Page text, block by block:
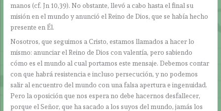
manos (cf. Jn 10,39). No obstante, llevó a cabo hasta el final su
misión en el mundo y anunció el Reino de Dios, que se había hecho
presente en Él.
Nosotros, que seguimos a Cristo, estamos llamados a hacer lo
mismo: anunciar el Reino de Dios con valentía, pero sabiendo
cómo es el mundo al cual portamos este mensaje. Debemos contar
con que habrá resistencia e incluso persecución, y no podemos
salir al encuentro del mundo con una falsa apertura e ingenuidad.
Pero la oposición que nos espera no debe hacernos desfallecer,
porque el Señor, que ha sacado a los suyos del mundo, jamás los